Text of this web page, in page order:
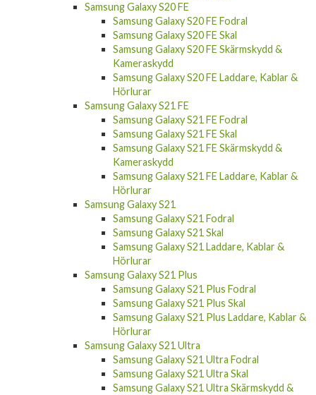
Samsung Galaxy S20 FE
Samsung Galaxy S20 FE Fodral
Samsung Galaxy S20 FE Skal
Samsung Galaxy S20 FE Skärmskydd &
Kameraskydd
Samsung Galaxy S20 FE Laddare, Kablar &
Hörlurar
Samsung Galaxy S21 FE
Samsung Galaxy S21 FE Fodral
Samsung Galaxy S21 FE Skal
Samsung Galaxy S21 FE Skärmskydd &
Kameraskydd
Samsung Galaxy S21 FE Laddare, Kablar &
Hörlurar
Samsung Galaxy S21
Samsung Galaxy S21 Fodral
Samsung Galaxy S21 Skal
Samsung Galaxy S21 Laddare, Kablar &
Hörlurar
Samsung Galaxy S21 Plus
Samsung Galaxy S21 Plus Fodral
Samsung Galaxy S21 Plus Skal
Samsung Galaxy S21 Plus Laddare, Kablar &
Hörlurar
Samsung Galaxy S21 Ultra
Samsung Galaxy S21 Ultra Fodral
Samsung Galaxy S21 Ultra Skal
Samsung Galaxy S21 Ultra Skärmskydd &